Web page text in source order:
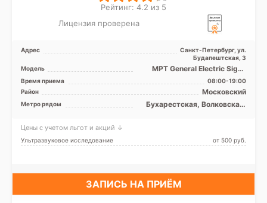
Рейтинг: 4.2 из 5
Лицензия проверена
Адрес
Санкт-Петербург, ул.
Будапештская, 3
Модель
МРТ General Electric Signa
1.5T закрытый тип, КТ
Toshiba 32 среза, УЗИ
Время приема
08:00-19:00
Район
Московский
Метро рядом
Бухарестская, Волковская,
ворота, Обводный канал,
Парк Победы, Проспект
Цены с учетом льгот и акций ↓
Ультразвуковое исследование от 500 pуб.
ЗАПИСЬ НА ПРИЁМ